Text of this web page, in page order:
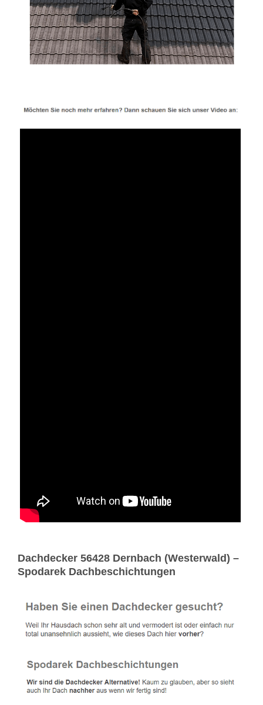
Dachdecker 56428 Dernbach (Westerwald) –
Spodarek Dachbeschichtungen